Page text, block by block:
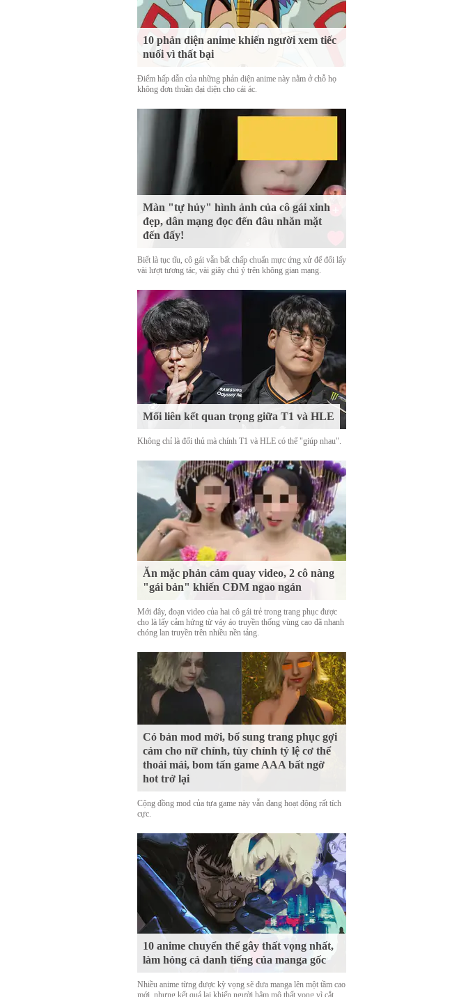
10 phản diện anime khiến người xem tiếc
nuối vì thất bại
Điểm hấp dẫn của những phản diện anime này nằm ở chỗ họ
không đơn thuần đại diện cho cái ác.
Màn "tự hủy" hình ảnh của cô gái xinh
đẹp, dân mạng đọc đến đâu nhăn mặt
đến đấy!
Biết là tục tĩu, cô gái vẫn bất chấp chuẩn mực ứng xử để đổi lấy
vài lượt tương tác, vài giây chú ý trên không gian mạng.
Mối liên kết quan trọng giữa T1 và HLE
Không chỉ là đối thủ mà chính T1 và HLE có thể "giúp nhau".
Ăn mặc phản cảm quay video, 2 cô nàng
"gái bản" khiến CĐM ngao ngán
Mới đây, đoạn video của hai cô gái trẻ trong trang phục được
cho là lấy cảm hứng từ váy áo truyền thống vùng cao đã nhanh
chóng lan truyền trên nhiều nền tảng.
Có bản mod mới, bổ sung trang phục gợi
cảm cho nữ chính, tùy chỉnh tỷ lệ cơ thể
thoải mái, bom tấn game AAA bất ngờ
hot trở lại
Cộng đồng mod của tựa game này vẫn đang hoạt động rất tích
cực.
10 anime chuyển thể gây thất vọng nhất,
làm hỏng cả danh tiếng của manga gốc
Nhiều anime từng được kỳ vọng sẽ đưa manga lên một tầm cao
mới, nhưng kết quả lại khiến người hâm mộ thất vọng vì cắt